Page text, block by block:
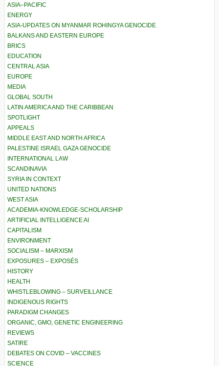
ASIA–PACIFIC
ENERGY
ASIA-UPDATES ON MYANMAR ROHINGYA GENOCIDE
BALKANS AND EASTERN EUROPE
BRICS
EDUCATION
CENTRAL ASIA
EUROPE
MEDIA
GLOBAL SOUTH
LATIN AMERICA AND THE CARIBBEAN
SPOTLIGHT
APPEALS
MIDDLE EAST AND NORTH AFRICA
PALESTINE ISRAEL GAZA GENOCIDE
INTERNATIONAL LAW
SCANDINAVIA
SYRIA IN CONTEXT
UNITED NATIONS
WEST ASIA
ACADEMIA-KNOWLEDGE-SCHOLARSHIP
ARTIFICIAL INTELLIGENCE AI
CAPITALISM
ENVIRONMENT
SOCIALISM – MARXISM
EXPOSURES – EXPOSÉS
HISTORY
HEALTH
WHISTLEBLOWING – SURVEILLANCE
INDIGENOUS RIGHTS
PARADIGM CHANGES
ORGANIC, GMO, GENETIC ENGINEERING
REVIEWS
SATIRE
DEBATES ON COVID – VACCINES
SCIENCE